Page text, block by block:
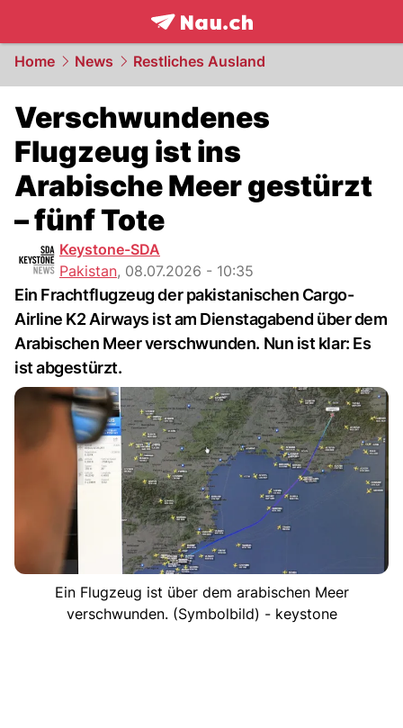
frontpage.NAU.ch
Home News Restliches Ausland
Verschwundenes
Flugzeug ist ins
Arabische Meer gestürzt
– fünf Tote
Keystone-SDA
Pakistan, 08.07.2026 - 10:35
Ein Frachtflugzeug der pakistanischen Cargo-
Airline K2 Airways ist am Dienstagabend über dem
Arabischen Meer verschwunden. Nun ist klar: Es
ist abgestürzt.
Ein Flugzeug ist über dem arabischen Meer
verschwunden. (Symbolbild) - keystone